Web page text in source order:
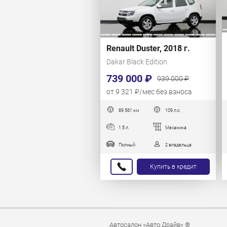
Renault Duster, 2018 г.
Dakar Black Edition
739 000 ₽
939 000 ₽
от 9 321 ₽/мес без взноса
89 561 км 109 л.с.
1.5 л. Механика
Полный 2 владельца
Купить в кредит
Автосалон «Авто Драйв» ®